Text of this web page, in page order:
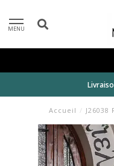
MENU
Accueil /